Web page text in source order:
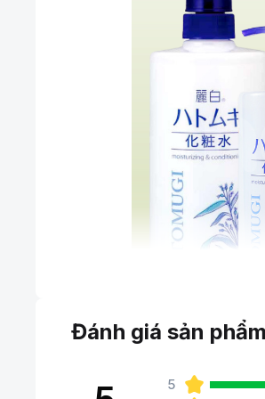
Đánh giá sản phẩm
5